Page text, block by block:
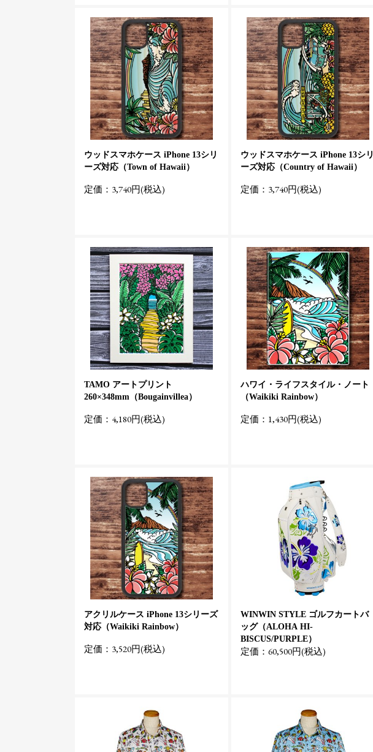
ウッドスマホケース iPhone 13シリ
ーズ対応（Town of Hawaii）
定価：3,740円(税込)
ウッドスマホケース iPhone 13シリ
ーズ対応（Country of Hawaii）
定価：3,740円(税込)
TAMO アートプリント
260×348mm（Bougainvillea）
定価：4,180円(税込)
ハワイ・ライフスタイル・ノート
（Waikiki Rainbow）
定価：1,430円(税込)
アクリルケース iPhone 13シリーズ
対応（Waikiki Rainbow）
定価：3,520円(税込)
WINWIN STYLE ゴルフカートバ
ッグ（ALOHA HI-
BISCUS/PURPLE）
定価：60,500円(税込)